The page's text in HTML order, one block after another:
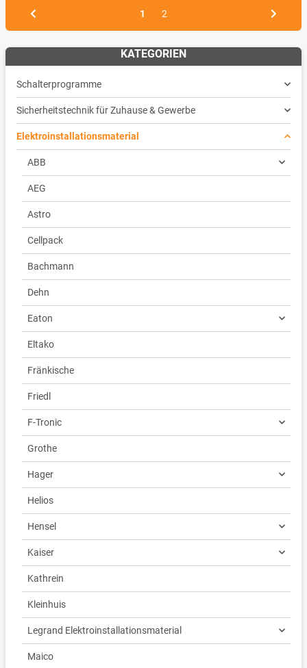
1 2
KATEGORIEN
Schalterprogramme
Sicherheitstechnik für Zuhause & Gewerbe
Elektroinstallationsmaterial
ABB
AEG
Astro
Cellpack
Bachmann
Dehn
Eaton
Eltako
Fränkische
Friedl
F-Tronic
Grothe
Hager
Helios
Hensel
Kaiser
Kathrein
Kleinhuis
Legrand Elektroinstallationsmaterial
Maico